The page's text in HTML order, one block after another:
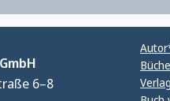
6–8
Verlag